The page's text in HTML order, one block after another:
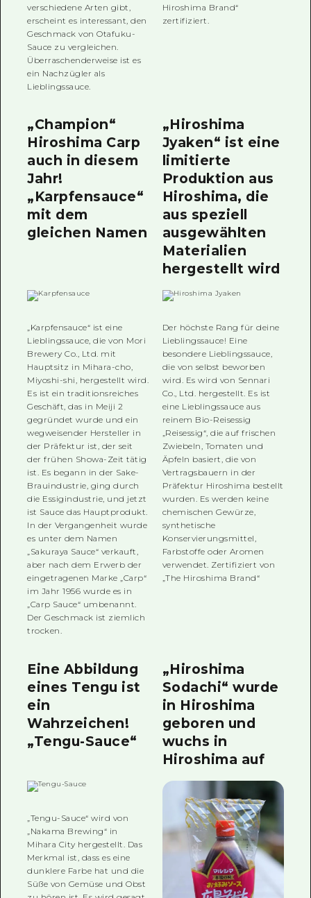
verschiedene Arten gibt,
erscheint es interessant, den
Geschmack von Otafuku-
Sauce zu vergleichen.
Überraschenderweise ist es
ein Nachzügler als
Lieblingssauce.
Hiroshima Brand“
zertifiziert.
„Champion“
Hiroshima Carp
auch in diesem
Jahr!
„Karpfensauce“
mit dem
gleichen Namen
„Karpfensauce“ ist eine
Lieblingssauce, die von Mori
Brewery Co., Ltd. mit
Hauptsitz in Mihara-cho,
Miyoshi-shi, hergestellt wird.
Es ist ein traditionsreiches
Geschäft, das in Meiji 2
gegründet wurde und ein
wegweisender Hersteller in
der Präfektur ist, der seit
der frühen Showa-Zeit tätig
ist. Es begann in der Sake-
Brauindustrie, ging durch
die Essigindustrie, und jetzt
ist Sauce das Hauptprodukt.
In der Vergangenheit wurde
es unter dem Namen
„Sakuraya Sauce“ verkauft,
aber nach dem Erwerb der
eingetragenen Marke „Carp“
im Jahr 1956 wurde es in
„Carp Sauce“ umbenannt.
Der Geschmack ist ziemlich
trocken.
„Hiroshima
Jyaken“ ist eine
limitierte
Produktion aus
Hiroshima, die
aus speziell
ausgewählten
Materialien
hergestellt wird
Der höchste Rang für deine
Lieblingssauce! Eine
besondere Lieblingssauce,
die von selbst beworben
wird. Es wird von Sennari
Co., Ltd. hergestellt. Es ist
eine Lieblingssauce aus
reinem Bio-Reisessig
„Reisessig“, die auf frischen
Zwiebeln, Tomaten und
Äpfeln basiert, die von
Vertragsbauern in der
Präfektur Hiroshima bestellt
wurden. Es werden keine
chemischen Gewürze,
synthetische
Konservierungsmittel,
Farbstoffe oder Aromen
verwendet. Zertifiziert von
„The Hiroshima Brand“
Eine Abbildung
eines Tengu ist
ein
Wahrzeichen!
„Tengu-Sauce“
„Tengu-Sauce“ wird von
„Nakama Brewing“ in
Mihara City hergestellt. Das
Merkmal ist, dass es eine
dunklere Farbe hat und die
Süße von Gemüse und Obst
„Hiroshima
Sodachi“ wurde
in Hiroshima
geboren und
wuchs in
Hiroshima auf